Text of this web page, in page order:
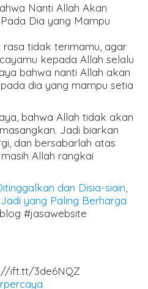
Nanti Allah Akan
Dia yang Mampu
rasa tidak terimamu, agar
kepada Allah selalu
bahwa nanti Allah akan
dia yang mampu setia
bahwa Allah tidak akan
Jadi biarkan
dan bersabarlah atas
Allah rangkai
dan Disia-siain,
yang Paling Berharga
#jasawebsite
ift.tt/3de6NQZ